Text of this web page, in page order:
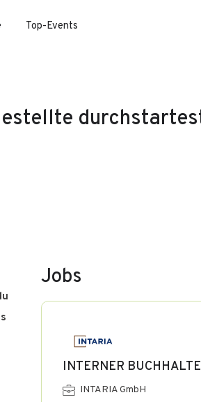
Top-Events
Jobs
INTERNER
INTARIA GmbH